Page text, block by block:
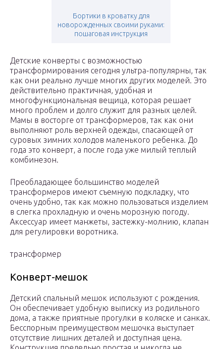
Бортики в кроватку для
новорожденных своими руками:
пошаговая инструкция
Детские конверты с возможностью
трансформирования сегодня ультра-популярны, так
как они реально лучше многих других моделей. Это
действительно практичная, удобная и
многофункциональная вещица, которая решает
много проблем и долго служит для разных целей.
Мамы в восторге от трансформеров, так как они
выполняют роль верхней одежды, спасающей от
суровых зимних холодов маленького ребенка. До
года это конверт, а после года уже милый теплый
комбинезон.
Преобладающее большинство моделей
трансформеров имеют съемную подкладку, что
очень удобно, так как можно пользоваться изделием
в слегка прохладную и очень морозную погоду.
Аксессуар имеет манжеты, застежку-молнию, клапан
для регулировки воротника.
трансформер
Конверт-мешок
Детский спальный мешок используют с рождения.
Он обеспечивает удобную выписку из родильного
дома, а также приятные прогулки в коляске и санках.
Бесспорным преимуществом мешочка выступает
отсутствие лишних деталей и доступная цена.